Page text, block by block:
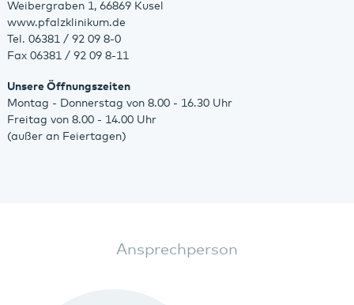
Weibergraben 1, 66869 Kusel
www.pfalzklinikum.de
Tel. 06381 / 92 09 8-0
Fax 06381 / 92 09 8-11
Unsere Öffnungszeiten
Montag - Donnerstag von 8.00 - 16.30 Uhr
Freitag von 8.00 - 14.00 Uhr
(außer an Feiertagen)
Ansprechperson